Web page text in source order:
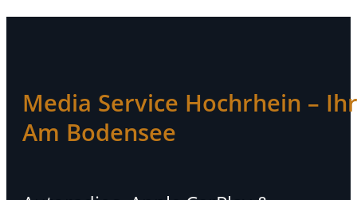
Media Service Hochrhein –
Am Bodensee